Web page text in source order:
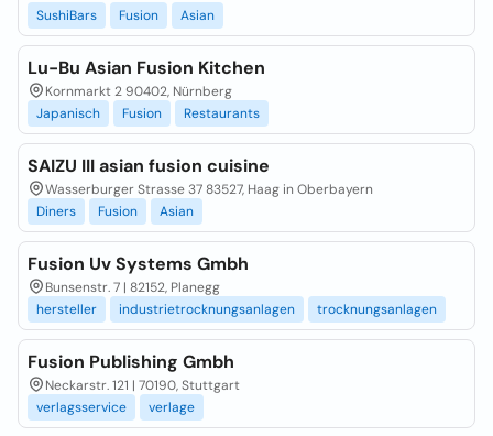
SushiBars
Fusion Asian
Lu-Bu Asian Fusion Kitchen
Kornmarkt 2 90402, Nürnberg
Japanisch
Fusion Restaurants
SAIZU III asian fusion cuisine
Wasserburger Strasse 37 83527, Haag in Oberbayern
Diners
Fusion Asian
Fusion Uv Systems Gmbh
Bunsenstr. 7 | 82152, Planegg
hersteller
industrietrocknungsanlagen trocknungsanlagen
Fusion Publishing Gmbh
Neckarstr. 121 | 70190, Stuttgart
verlagsservice
verlage